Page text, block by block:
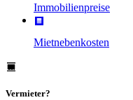
Immobilienpreise
Mietnebenkosten
Vermieter?